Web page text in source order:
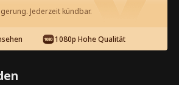
48 49
Jederzeit kündbar.
1080p Hohe Qualität